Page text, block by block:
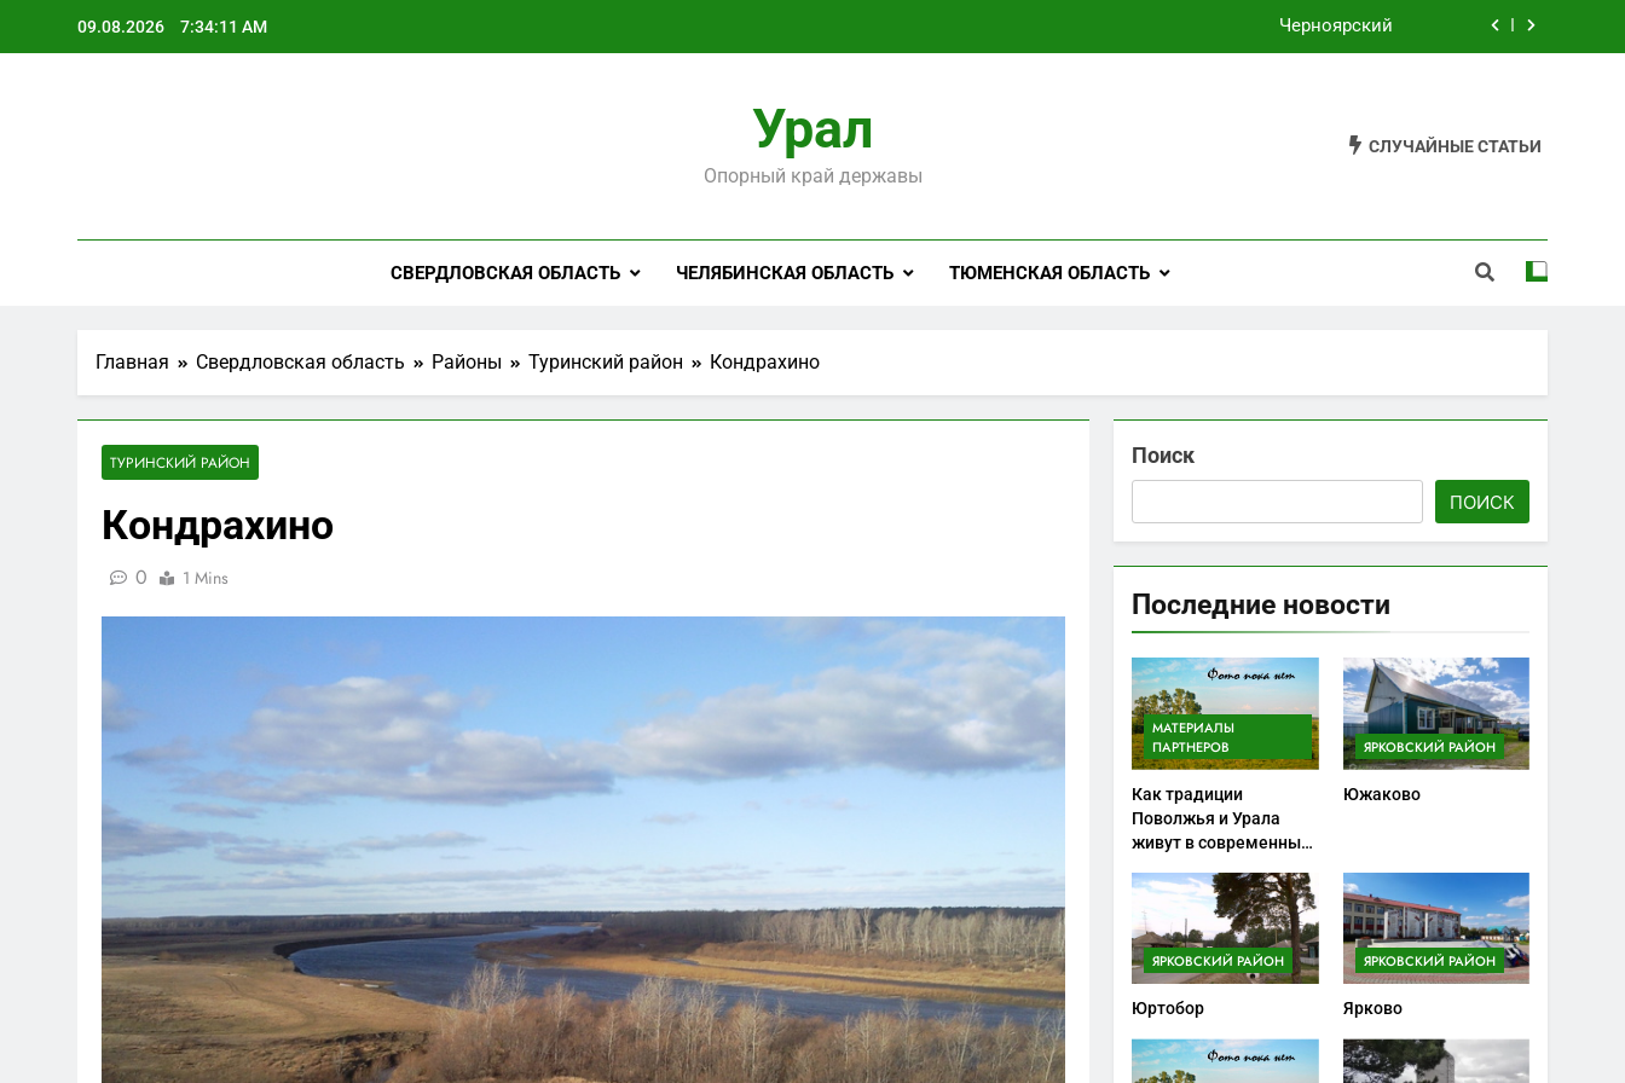
09.08.2026 7:34:12 AM
Филькино
Шаля
Урал
Опорный край державы
СЛУЧАЙНЫЕ СТАТЬИ
СВЕРДЛОВСКАЯ ОБЛАСТЬ ЧЕЛЯБИНСКАЯ ОБЛАСТЬ ТЮМЕНСКАЯ ОБЛАСТЬ
Главная Свердловская область Районы Туринский район Кондрахино
ТУРИНСКИЙ РАЙОН
Кондрахино
0 1 Mins
Поиск
ПОИСК
Последние новости
МАТЕРИАЛЫ
ПАРТНЕРОВ
Как традиции
Поволжья и Урала
живут в современных
ЯРКОВСКИЙ РАЙОН
Южаково
ЯРКОВСКИЙ РАЙОН
Юртобор
ЯРКОВСКИЙ РАЙОН
Ярково